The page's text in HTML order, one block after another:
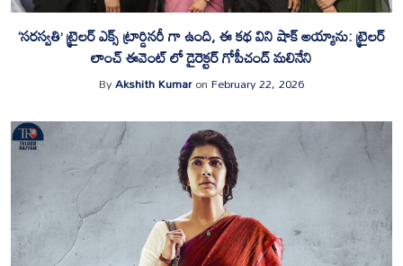
‘సరస్వతి’ ట్రైలర్ ఎక్స్ ట్రార్డినరీ గా ఉంది, ఈ కథ విని షాక్ అయ్యాను: ట్రైలర్
లాంచ్ ఈవెంట్ లో డైరెక్టర్ గోపీచంద్ మలినేని
ByAkshith KumaronFebruary 22, 2026